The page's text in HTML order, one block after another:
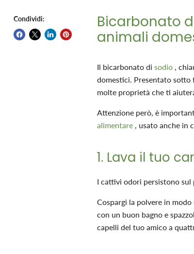
Condividi:
Bicarbonato
animali
Il bicarbonato di sodio,
domestici. Presentato
molte proprietà che ti
Attenzione però, è
alimentare, usato anche in
1. Lava il tuo
I cattivi odori persistono sul
Cospargi la polvere in
con un buon bagno e
capelli del tuo amico a